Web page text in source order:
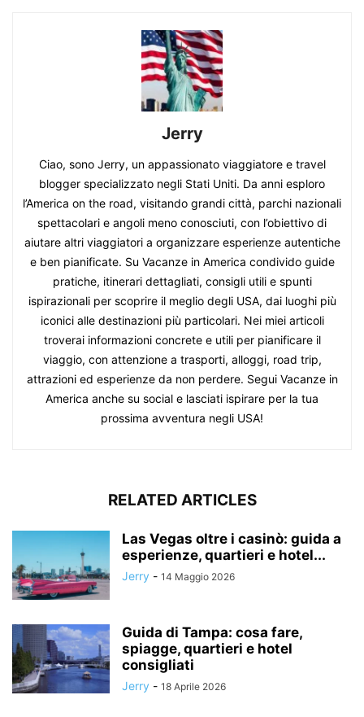
Jerry
Ciao, sono Jerry, un appassionato viaggiatore e travel
blogger specializzato negli Stati Uniti. Da anni esploro
l’America on the road, visitando grandi città, parchi nazionali
spettacolari e angoli meno conosciuti, con l’obiettivo di
aiutare altri viaggiatori a organizzare esperienze autentiche
e ben pianificate. Su Vacanze in America condivido guide
pratiche, itinerari dettagliati, consigli utili e spunti
ispirazionali per scoprire il meglio degli USA, dai luoghi più
iconici alle destinazioni più particolari. Nei miei articoli
troverai informazioni concrete e utili per pianificare il
viaggio, con attenzione a trasporti, alloggi, road trip,
attrazioni ed esperienze da non perdere. Segui Vacanze in
America anche su social e lasciati ispirare per la tua
prossima avventura negli USA!
RELATED ARTICLES
Las Vegas oltre i casinò: guida a
esperienze, quartieri e hotel...
Jerry - 14 Maggio 2026
Guida di Tampa: cosa fare,
spiagge, quartieri e hotel
consigliati
Jerry - 18 Aprile 2026